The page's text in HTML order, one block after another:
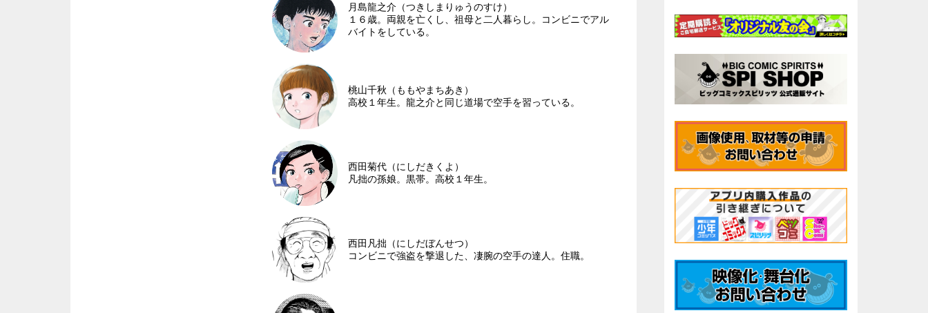
月島龍之介（つきしまりゅうのすけ）
１６歳。両親を亡くし、祖母と二人暮らし。コンビニでアル
バイトをしている。
桃山千秋（ももやまちあき）
高校１年生。龍之介と同じ道場で空手を習っている。
西田菊代（にしだきくよ）
凡拙の孫娘。黒帯。高校１年生。
西田凡拙（にしだぼんせつ）
コンビニで強盗を撃退した、凄腕の空手の達人。住職。